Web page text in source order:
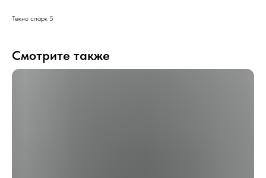
Текно спарк 5
Смотрите также